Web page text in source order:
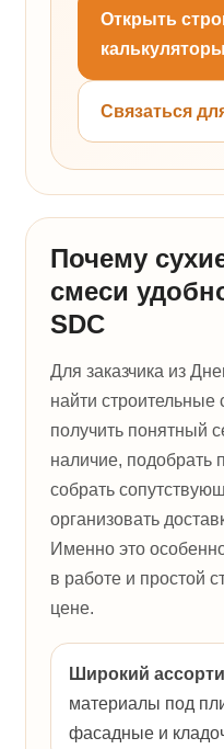
Открыть
калькуляторы
Связаться
Почему
смеси
SDC
Для заказчика из
найти строительные
получить понятный
наличие, подобрать
собрать
организовать
Именно это
в работе и простой
цене.
Широкий
материалы под
фасадные и